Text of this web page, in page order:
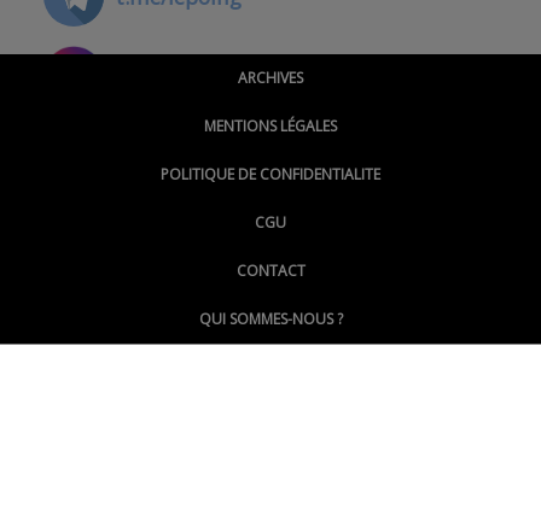
@montpellierpoinginfo
@LePoingMontpellier
ARCHIVES
MENTIONS LÉGALES
POLITIQUE DE CONFIDENTIALITE
CGU
CONTACT
QUI SOMMES-NOUS ?